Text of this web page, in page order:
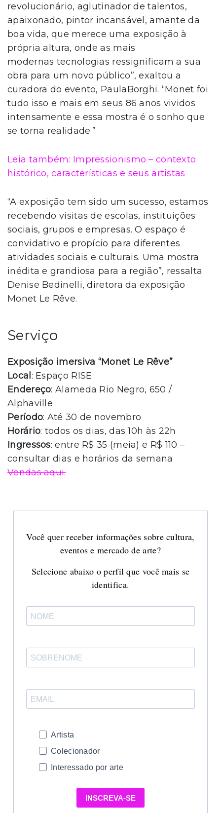
revolucionário, aglutinador de talentos,
apaixonado, pintor incansável, amante da
boa vida, que merece uma exposição à
própria altura, onde as mais
modernas tecnologias ressignificam a sua
obra para um novo público”, exaltou a
curadora do evento, PaulaBorghi. “Monet foi
tudo isso e mais em seus 86 anos vividos
intensamente e essa mostra é o sonho que
se torna realidade.”
Leia também: Impressionismo – contexto
histórico, características e seus artistas
“A exposição tem sido um sucesso, estamos
recebendo visitas de escolas, instituições
sociais, grupos e empresas. O espaço é
convidativo e propício para diferentes
atividades sociais e culturais. Uma mostra
inédita e grandiosa para a região”, ressalta
Denise Bedinelli, diretora da exposição
Monet Le Rêve.
Serviço
Exposição imersiva “Monet Le Rêve”
Local : Espaço RISE
Endereço: Alameda Rio Negro, 650 /
Alphaville
Período: Até 30 de novembro
Horário: todos os dias, das 10h às 22h
Ingressos: entre R$ 35 (meia) e R$ 110 –
consultar dias e horários da semana
Vendas aqui.
Você quer receber informações sobre cultura,
eventos e mercado de arte?
Selecione abaixo o perfil que você mais se
identifica.
Artista
Colecionador
Interessado por arte
INSCREVA-SE